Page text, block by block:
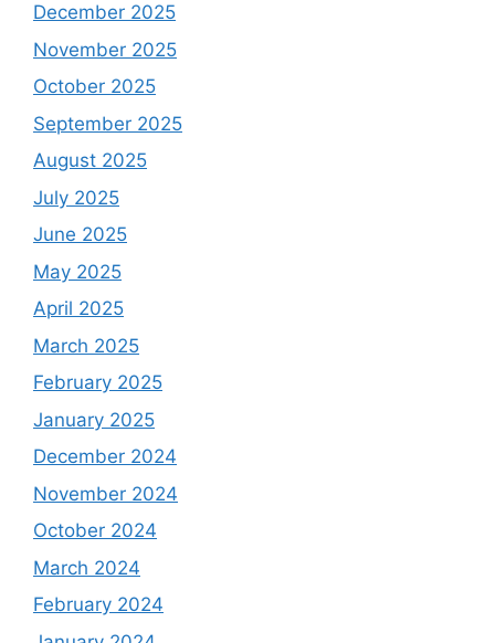
December 2025
November 2025
October 2025
September 2025
August 2025
July 2025
June 2025
May 2025
April 2025
March 2025
February 2025
January 2025
December 2024
November 2024
October 2024
March 2024
February 2024